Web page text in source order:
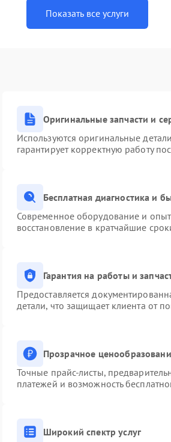
Показать все услуги
Оригинальные запчасти и
Используются оригинальные
гарантирует корректную работу
Бесплатная диагностика и
Современное оборудование и опыт
восстановление в кратчайшие
Гарантия на работы и
Предоставляется
детали, что защищает клиента от
Прозрачное
Точные прайс-листы,
платежей и возможность
Широкий спектр услуг